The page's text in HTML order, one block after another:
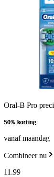
Oral-B Pro
50% korting
vanaf maandag
Combineer nu
11 .99